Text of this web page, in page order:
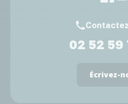
02 52 59
Écrivez-